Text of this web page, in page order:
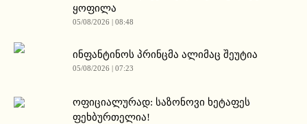
ყოფილა
05/08/2026 | 08:48
ინფანტინოს პრინცმა ალიმაც შეუტია
05/08/2026 | 07:23
ოფიციალურად: საზონოვი ხეტაფეს
ფეხბურთელია!